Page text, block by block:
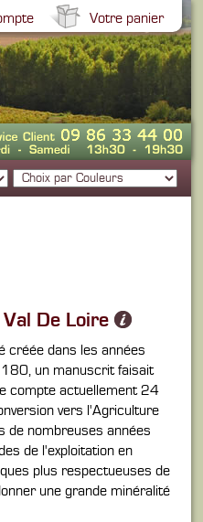
Votre panier
De Loire
créée dans les années
un manuscrit faisait
compte actuellement 24
vers l'Agriculture
de nombreuses années
de l'exploitation en
plus respectueuses de
une grande minéralité